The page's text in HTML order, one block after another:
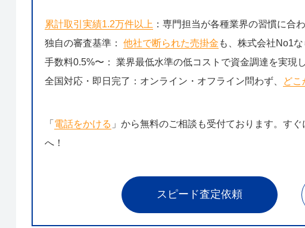
累計取引実績1.2万件以上 ：専門担当が各種業界の習慣に合
独自の審査基準： 他社で断られた売掛金 も、株式会社No1
手数料0.5%〜： 業界最低水準の低コストで資金調達を実現
全国対応・即日完了：オンライン・オフライン問わず、
どこ
「 電話をかける 」から無料のご相談も受付ております。す
へ！
スピード査定依頼